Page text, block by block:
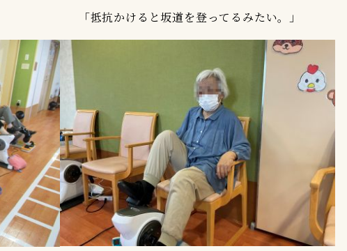
「抵抗かけると坂道を登ってるみたい。」